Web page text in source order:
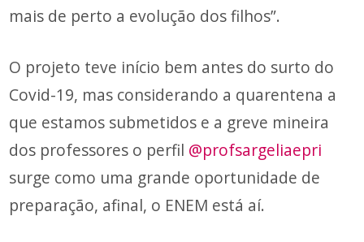
mais de perto a evolução dos filhos”.
O projeto teve início bem antes do surto do
Covid-19, mas considerando a quarentena a
que estamos submetidos e a greve mineira
dos professores o perfil @profsargeliaepri
surge como uma grande oportunidade de
preparação, afinal, o ENEM está aí.